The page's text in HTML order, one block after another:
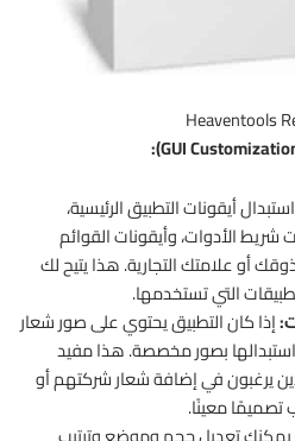
أيقونات التطبيق الرئيسية،
شريط الأدوات، وأيقونات القوائم
أو علامتك التجارية. هذا يتيح لك
التي تستخدمها.
إذا كان التطبيق يحتوي على صور شعار
بصور مخصصة. هذا مفيد
يرغبون في إضافة شعار شركتهم أو
تصميمًا معينًا.